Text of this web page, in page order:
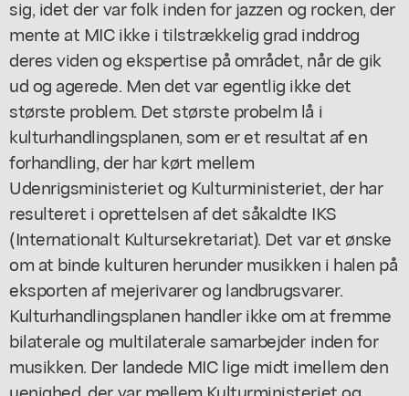
sig, idet der var folk inden for jazzen og rocken, der
mente at MIC ikke i tilstrækkelig grad inddrog
deres viden og ekspertise på området, når de gik
ud og agerede. Men det var egentlig ikke det
største problem. Det største probelm lå i
kulturhandlingsplanen, som er et resultat af en
forhandling, der har kørt mellem
Udenrigsministeriet og Kulturministeriet, der har
resulteret i oprettelsen af det såkaldte IKS
(Internationalt Kultursekretariat). Det var et ønske
om at binde kulturen herunder musikken i halen på
eksporten af mejerivarer og landbrugsvarer.
Kulturhandlingsplanen handler ikke om at fremme
bilaterale og multilaterale samarbejder inden for
musikken. Der landede MIC lige midt imellem den
uenighed, der var mellem Kulturministeriet og